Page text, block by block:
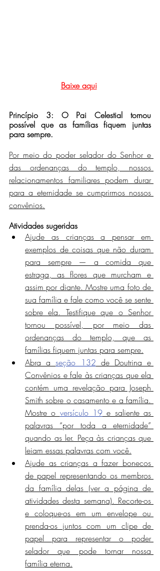
Baixe aqui
Princípio 3: O Pai Celestial tornou
possível que as famílias fiquem juntas
para sempre.
Por meio do poder selador do Senhor e
das ordenanças do templo, nossos
relacionamentos familiares podem durar
para a eternidade se cumprirmos nossos
convênios.
Atividades sugeridas
Ajude as crianças a pensar em
exemplos de coisas que não duram
para sempre — a comida que
estraga, as flores que murcham e
assim por diante. Mostre uma foto de
sua família e fale como você se sente
sobre ela. Testifique que o Senhor
tornou possível, por meio das
ordenanças do templo, que as
famílias fiquem juntas para sempre.
Abra a seção 132 de Doutrina e
Convênios e fale às crianças que ela
contém uma revelação para Joseph
Smith sobre o casamento e a família.
Mostre o versículo 19 e saliente as
palavras “por toda a eternidade”
quando as ler. Peça às crianças que
leiam essas palavras com você.
Ajude as crianças a fazer bonecos
de papel representando os membros
da família delas (ver a página de
atividades desta semana). Recorte-os
e coloque-os em um envelope ou
prenda-os juntos com um clipe de
papel para representar o poder
selador que pode tornar nossa
família eterna.